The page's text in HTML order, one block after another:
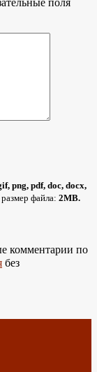
поля
png, pdf, doc, docx,
файла: 2MB.
комментарии по
без